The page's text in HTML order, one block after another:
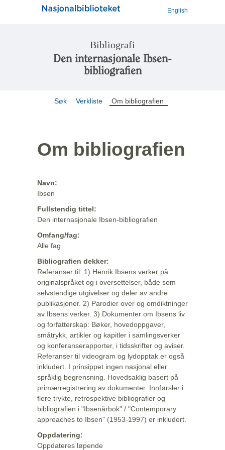
English
Bibliografi
Den internasjonale Ibsen-
bibliografien
Søk Verkliste Om bibliografien
Om bibliografien
Navn:
Ibsen
Fullstendig tittel:
Den internasjonale Ibsen-bibliografien
Omfang/fag:
Alle fag
Bibliografien dekker:
Referanser til: 1) Henrik Ibsens verker på
originalspråket og i oversettelser, både som
selvstendige utgivelser og deler av andre
publikasjoner. 2) Parodier over og omdiktninger
av Ibsens verker. 3) Dokumenter om Ibsens liv
og forfatterskap: Bøker, hovedoppgaver,
småtrykk, artikler og kapitler i samlingsverker
og konferanserapporter, i tidsskrifter og aviser.
Referanser til videogram og lydopptak er også
inkludert. I prinsippet ingen nasjonal eller
språklig begrensning. Hovedsaklig basert på
primærregistrering av dokumenter. Innførsler i
flere trykte, retrospektive bibliografier og
bibliografien i "Ibsenårbok" / "Contemporary
approaches to Ibsen" (1953-1997) er inkludert.
Oppdatering:
Oppdateres løpende